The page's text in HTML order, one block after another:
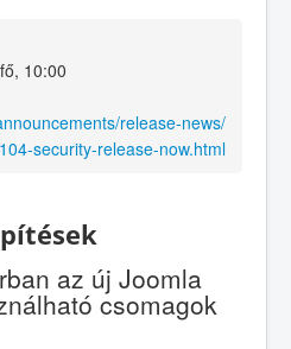
10:00
release-news/
security-release-now.html
az új Joomla
csomagok